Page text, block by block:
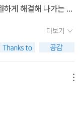
게 해결해 나가는 게
갈래별 독해 비법으
다양하게 있어요.독
.16가지 독해 비법을
유형 문제를 효과적
법 4가지를 연습문제
이해가 되었다면 문
더보기